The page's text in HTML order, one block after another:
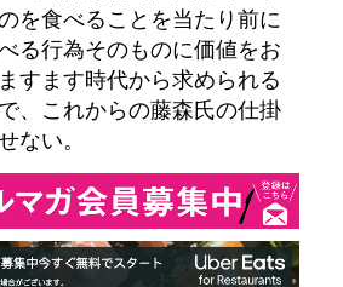
を食べることを当たり前に
る行為そのものに価値をお
すます時代から求められる
、これからの藤森氏の仕掛
ない。